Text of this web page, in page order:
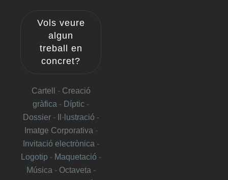
Vols veure
algun
treball en
concret?
Cartell - Creació
gràfica - Díptic -
Dossier - Il·lustració -
Imatge Corporativa -
Invitació electrònica -
Logotip - Maquetació -
Música - Octaveta -